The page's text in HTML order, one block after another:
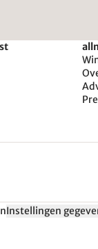
Instellingen